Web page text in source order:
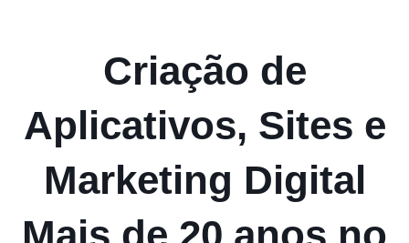
Criação de
Aplicativos, Sites e
Marketing Digital